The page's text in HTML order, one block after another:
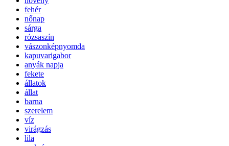
fehér
nőnap
sárga
rózsaszín
vászonképnyomda
kapuvarigabor
anyák napja
fekete
állatok
állat
barna
szerelem
víz
virágzás
lila